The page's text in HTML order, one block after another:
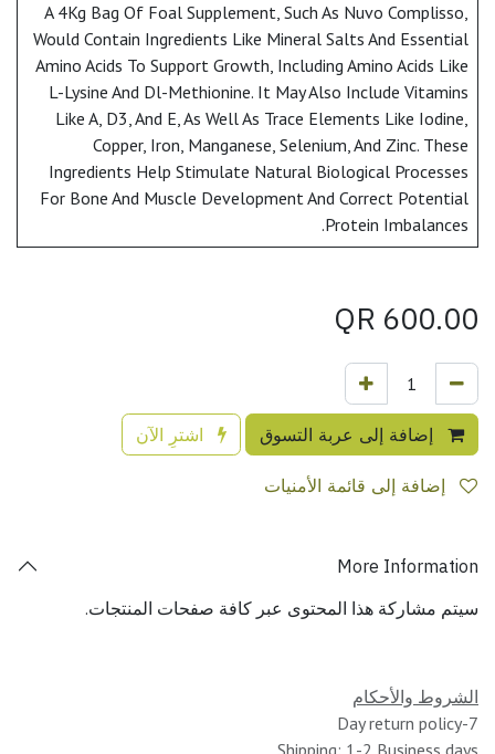
A 4Kg Bag Of Foal Supplement, Such As Nuvo Complisso,
Would Contain Ingredients Like Mineral Salts And Essential
Amino Acids To Support Growth, Including Amino Acids Like
L-Lysine And Dl-Methionine. It May Also Include Vitamins
Like A, D3, And E, As Well As Trace Elements Like Iodine,
Copper, Iron, Manganese, Selenium, And Zinc. These
Ingredients Help Stimulate Natural Biological Processes
For Bone And Muscle Development And Correct Potential
Protein Imbalances.
600.00
إضافة إلى عربة التسوق اشترِ الآن
More Information
سيتم مشاركة هذا المحتوى عبر كافة صفحات المنتجات.
الشروط والأحكام
7-Day return policy